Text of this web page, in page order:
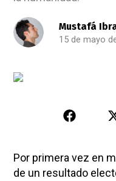
Mustafá
15 de mayo
Por primera vez en
de un resultado